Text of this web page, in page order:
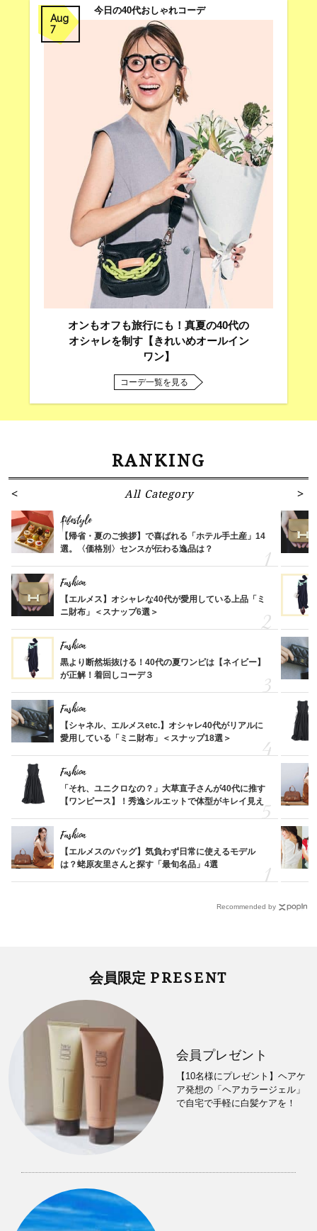
Aug
7
今日の40代おしゃれコーデ
オンもオフも旅行にも！真夏の40代の
オシャレを制す【きれいめオールイン
ワン】
コーデ一覧を見る
RANKING
All Category
Lifestyle
【帰省・夏のご挨拶】で喜ばれる「ホテル手土産」14
選。〈価格別〉センスが伝わる逸品は？
Fashion
【エルメス】オシャレな40代が愛用している上品「ミ
ニ財布」＜スナップ6選＞
Fashion
黒より断然垢抜ける！40代の夏ワンピは【ネイビー】
が正解！着回しコーデ３
Fashion
【シャネル、エルメスetc.】オシャレ40代がリアルに
愛用している「ミニ財布」＜スナップ18選＞
Fashion
「それ、ユニクロなの？」大草直子さんが40代に推す
【ワンピース】！秀逸シルエットで体型がキレイ見え
Fashion
【エルメスのバッグ】気負わず日常に使えるモデル
は？蛯原友里さんと探す「最旬名品」4選
Recommended by
会員限定 PRESENT
会員プレゼント
【10名様にプレゼント】ヘアケ
ア発想の「ヘアカラージェル」
で自宅で手軽に白髪ケアを！